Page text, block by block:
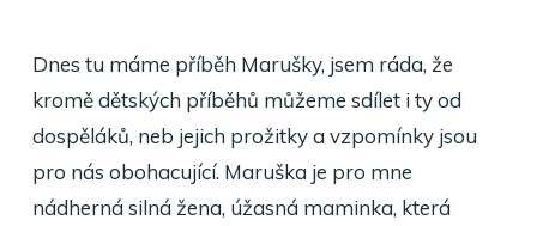
Dnes tu máme příběh Marušky, jsem ráda, že
kromě dětských příběhů můžeme sdílet i ty od
dospěláků, neb jejich prožitky a vzpomínky jsou
pro nás obohacující. Maruška je pro mne
nádherná silná žena, úžasná maminka, která